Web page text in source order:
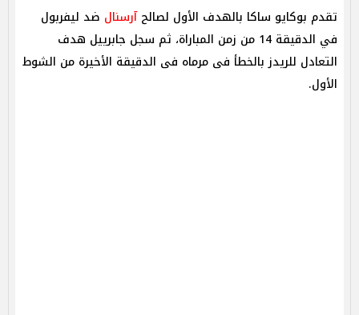
تقدم بوكايو ساكا بالهدف الأول لصالحآرسنال ضد ليفربول
في الدقيقة 14 من زمن المباراة، ثم سجل جابرييل هدف
التعادل للريدز بالخطأ فى مرماه فى الدقيقة الأخيرة من الشوط
الأول.